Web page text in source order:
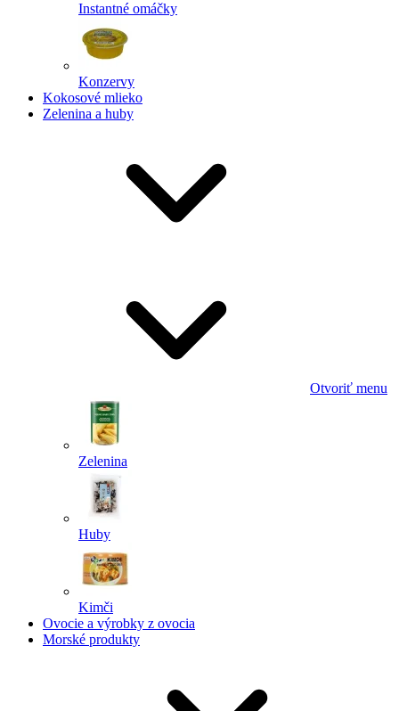
Instantné omáčky
Konzervy
Kokosové mlieko
Zelenina a huby
Otvoriť menu
Zelenina
Huby
Kimči
Ovocie a výrobky z ovocia
Morské produkty